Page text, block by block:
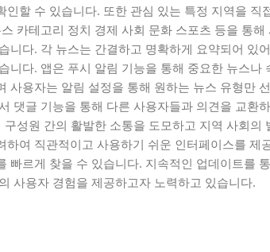
인할 수 있습니다. 또한 관심 있는 특정 지역을 직
카테고리 정치 경제 사회 문화 스포츠 등을 통
니다. 각 뉴스는 간결하고 명확하게 요약되어 있
니다. 앱은 푸시 알림 기능을 통해 중요한 뉴스나
사용자는 알림 설정을 통해 원하는 뉴스 유형만
댓글 기능을 통해 다른 사용자들과 의견을 교환
성원 간의 활발한 소통을 도모하고 지역 사회의
하여 직관적이고 사용하기 쉬운 인터페이스를 제
빠르게 찾을 수 있습니다. 지속적인 업데이트를
사용자 경험을 제공하고자 노력하고 있습니다.